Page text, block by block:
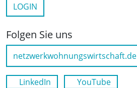
LOGIN
Folgen Sie uns
netzwerkwohnungswirtschaft.de
LinkedIn YouTube